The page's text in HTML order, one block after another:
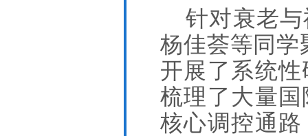
针对衰老
杨佳荟等同学
开展了系统
梳理了大量
核心调控通